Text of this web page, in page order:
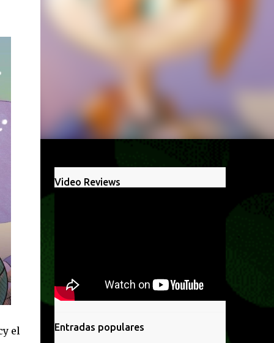
el
Video Reviews
Entradas populares